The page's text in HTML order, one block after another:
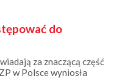
za znaczącą część
w Polsce wyniosła
9,07% PKB.